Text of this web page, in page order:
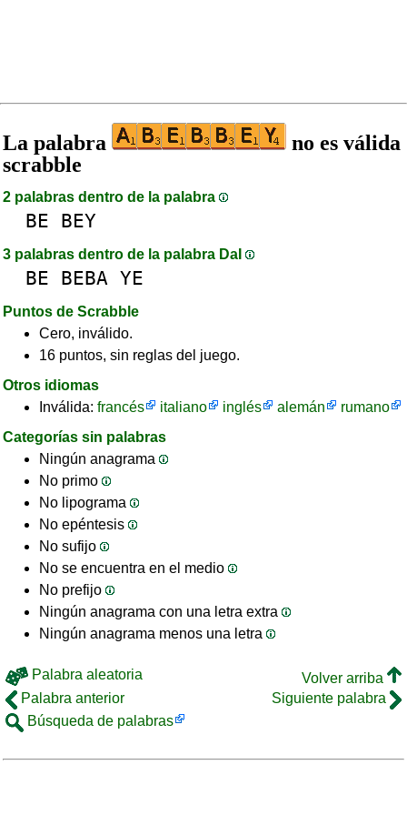
La palabra
no es válida
scrabble
2 palabras dentro de la palabra
BE BEY
3 palabras dentro de la palabra DaI
BE BEBA YE
Puntos de Scrabble
Cero, inválido.
16 puntos, sin reglas del juego.
Otros idiomas
Inválida: francés italiano inglés alemán
rumano
Categorías sin palabras
Ningún anagrama
No primo
No lipograma
No epéntesis
No sufijo
No se encuentra en el medio
No prefijo
Ningún anagrama con una letra extra
Ningún anagrama menos una letra
Palabra aleatoria
Volver arriba
Palabra anterior
Siguiente palabra
Búsqueda de palabras